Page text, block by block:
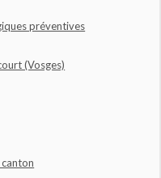
préventives
(Vosges)